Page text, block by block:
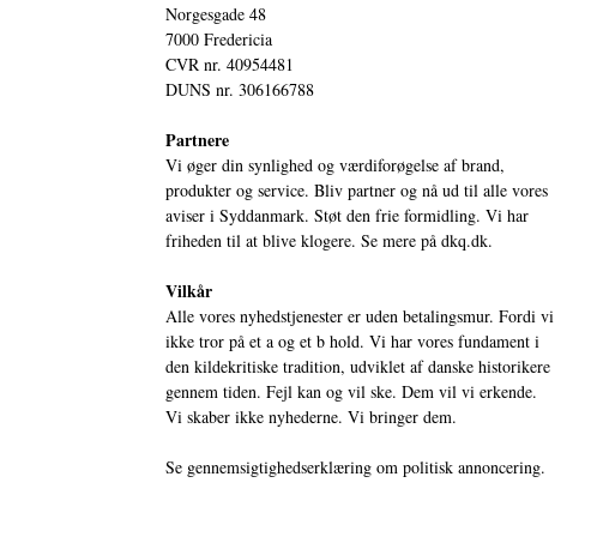
Norgesgade 48
7000 Fredericia
CVR nr. 40954481
DUNS nr. 306166788
Partnere
Vi øger din synlighed og værdiforøgelse af brand,
produkter og service. Bliv partner og nå ud til alle vores
aviser i Syddanmark. Støt den frie formidling. Vi har
friheden til at blive klogere. Se mere på dkq.dk.
Vilkår
Alle vores nyhedstjenester er uden betalingsmur. Fordi vi
ikke tror på et a og et b hold. Vi har vores fundament i
den kildekritiske tradition, udviklet af danske historikere
gennem tiden. Fejl kan og vil ske. Dem vil vi erkende.
Vi skaber ikke nyhederne. Vi bringer dem.
Se gennemsigtighedserklæring om politisk annoncering.